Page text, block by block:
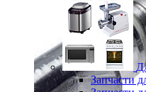
Запчасти